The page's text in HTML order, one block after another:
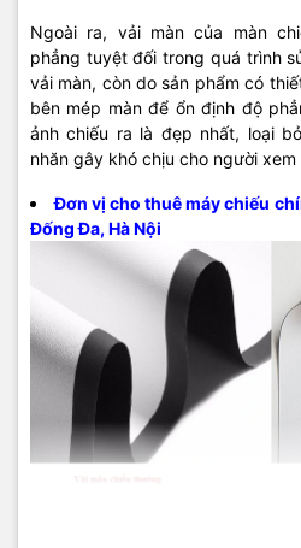
Ngoài ra, vải màn của màn
phẳng tuyệt đối trong quá trình
vải màn, còn do sản phẩm có
bên mép màn để ổn định độ
ảnh chiếu ra là đẹp nhất, loại
nhăn gây khó chịu cho người xem
Đơn vị cho thuê máy chiếu
Đống Đa, Hà Nội